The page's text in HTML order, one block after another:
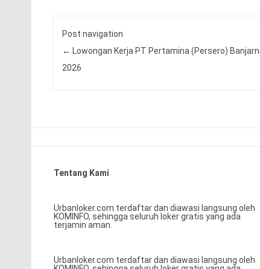
Post navigation
← Lowongan Kerja PT Pertamina (Persero)
2026
Tentang Kami
Urbanloker.com terdaftar dan diawasi langsung oleh
KOMINFO, sehingga seluruh loker gratis yang ada
terjamin aman.
Urbanloker.com terdaftar dan diawasi langsung oleh